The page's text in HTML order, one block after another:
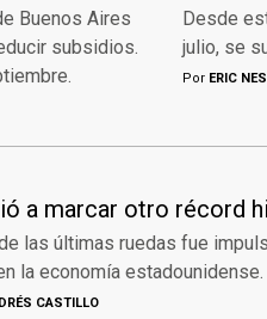
Buenos Aires
subsidios.
Desde
julio, se
Por ERIC
a marcar otro récord
las últimas ruedas fue
la economía estadounidense.
CASTILLO